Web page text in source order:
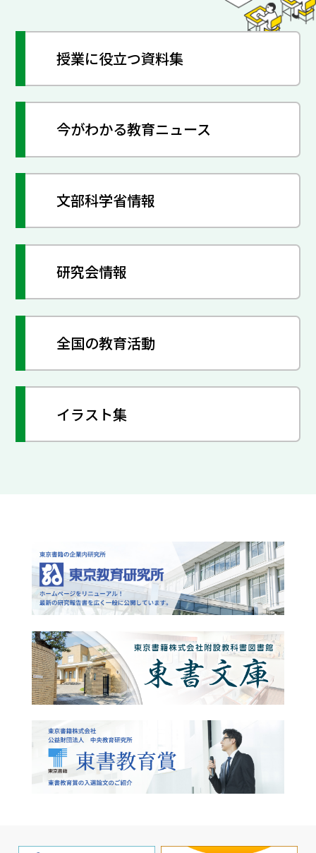
授業に役立つ資料集
今がわかる教育ニュース
文部科学省情報
研究会情報
全国の教育活動
イラスト集